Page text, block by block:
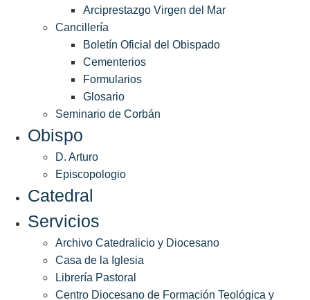
Arciprestazgo Virgen del Mar
Cancillería
Boletín Oficial del Obispado
Cementerios
Formularios
Glosario
Seminario de Corbán
Obispo
D. Arturo
Episcopologio
Catedral
Servicios
Archivo Catedralicio y Diocesano
Casa de la Iglesia
Librería Pastoral
Centro Diocesano de Formación Teológica y